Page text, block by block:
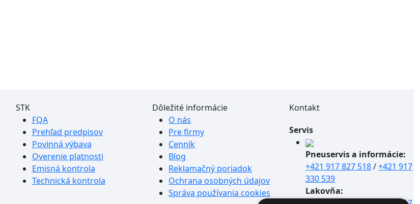
STK
FQA
Prehľad predpisov
Povinná výbava
Overenie platnosti
Emisná kontrola
Technická kontrola
Dôležité informácie
O nás
Pre firmy
Cenník
Blog
Reklamačný poriadok
Ochrana osobných údajov
Správa používania cookies
Kontakt
Servis
Pneuservis a informácie:
+421 917 827 518/+421 917
330 539
Lakovňa: